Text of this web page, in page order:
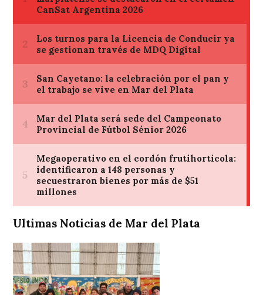
Ultimas Noticias de Mar del Plata